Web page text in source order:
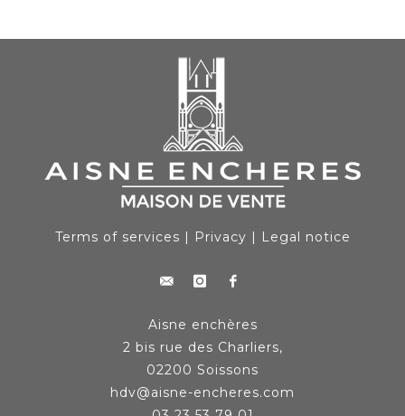
Terms of services Privacy Legal notice
Aisne enchères
2 bis rue des Charliers,
02200 Soissons
hdv@aisne-encheres.com